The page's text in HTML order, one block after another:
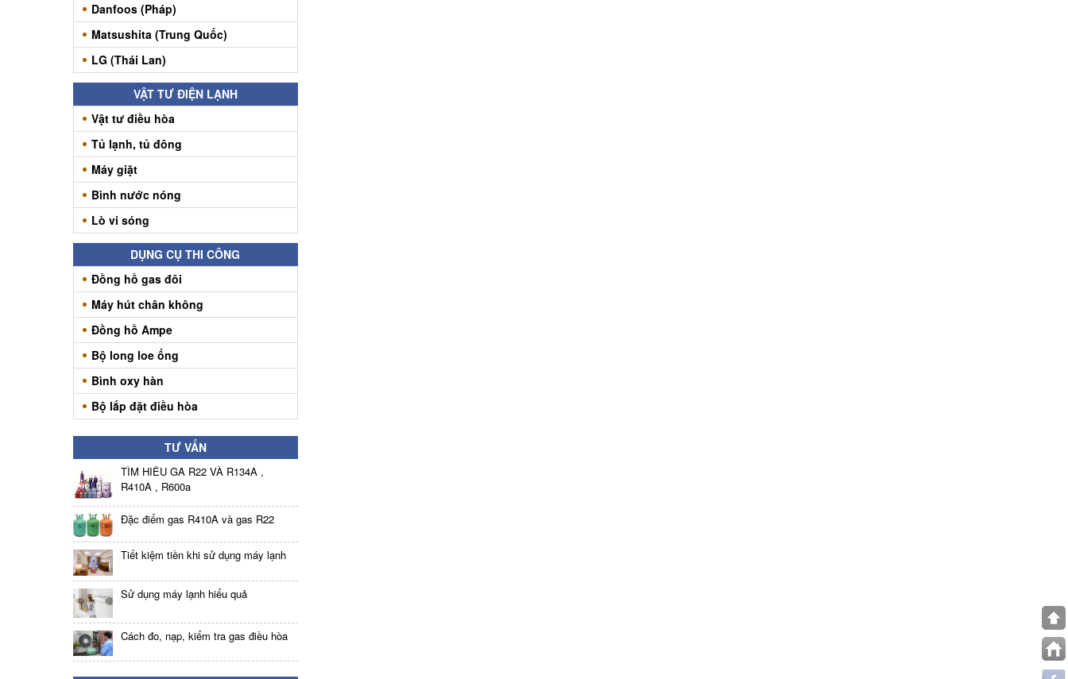
Danfoos (Pháp)
Matsushita (Trung Quốc)
LG (Thái Lan)
VẬT TƯ ĐIỆN LẠNH
Vật tư điều hòa
Tủ lạnh, tủ đông
Máy giặt
Bình nước nóng
Lò vi sóng
DỤNG CỤ THI CÔNG
Đồng hồ gas đôi
Máy hút chân không
Đồng hồ Ampe
Bộ long loe ống
Bình oxy hàn
Bộ lắp đặt điều hòa
TƯ VẤN
TÌM HIỂU GA R22 VÀ R134A ,
R410A , R600a
Đặc điểm gas R410A và gas R22
Tiết kiệm tiền khi sử dụng máy lạnh
Sử dụng máy lạnh hiểu quả
Cách đo, nạp, kiểm tra gas điều hòa